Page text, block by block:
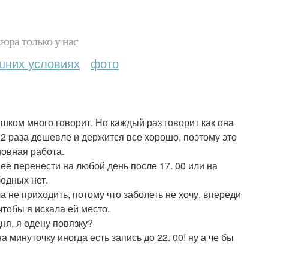
только у нас
условиях фото
много говорит. Но каждый раз говорит как она
раза дешевле и держится все хорошо, поэтому это
работа.
перенести на любой день после 17. 00 или на
нет.
не приходить, потому что заболеть не хочу, впереди
я искала ей место.
я одену повязку?
иногда есть запись до 22. 00! ну а че бы